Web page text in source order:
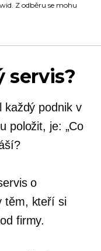
Z odběru se mohu
servis?
každý podnik v
položit, je: „Co
o
těm, kteří si
firmy.